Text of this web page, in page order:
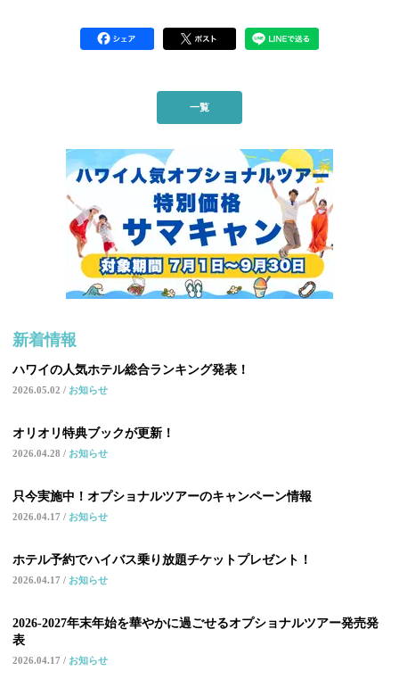
一覧
新着情報
ハワイの人気ホテル総合ランキング発表！
2026.05.02 お知らせ
オリオリ特典ブックが更新！
2026.04.28 お知らせ
只今実施中！オプショナルツアーのキャンペーン情報
2026.04.17 お知らせ
ホテル予約でハイバス乗り放題チケットプレゼント！
2026.04.17 お知らせ
2026-2027年末年始を華やかに過ごせるオプショナルツアー発売発
表
2026.04.17 お知らせ